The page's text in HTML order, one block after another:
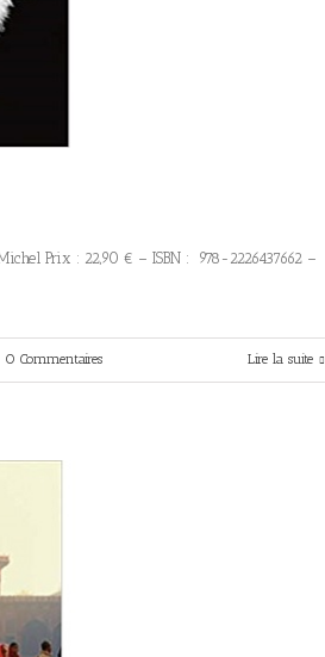
Prix : 22,90 € – ISBN : 978-2226437662 –
0 Commentaires Lire la suite